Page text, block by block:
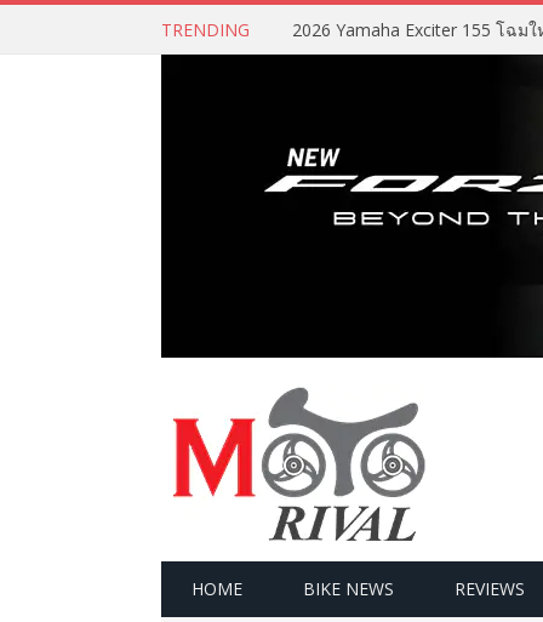
TRENDING 2026 Yamaha Exciter 155 โฉม
HOME BIKE NEWS REVIEWS